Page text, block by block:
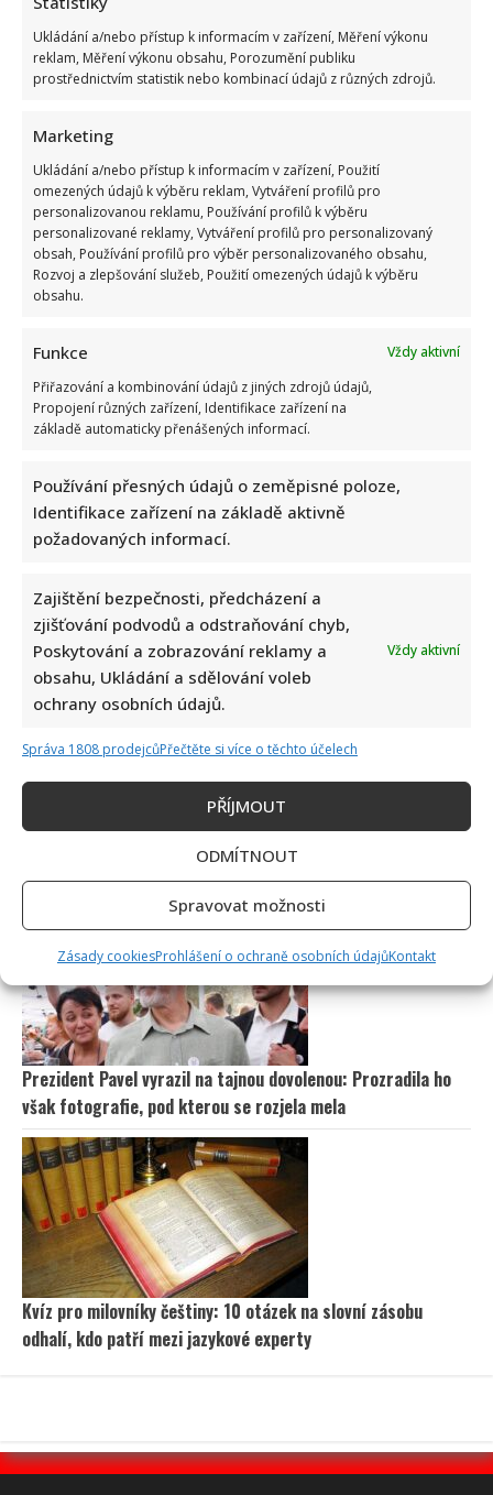
Ukládání a/nebo přístup k informacím v zařízení, Měření výkonu
reklam, Měření výkonu obsahu, Porozumění publiku
prostřednictvím statistik nebo kombinací údajů z různých zdrojů.
Marketing
Ukládání a/nebo přístup k informacím v zařízení, Použití
omezených údajů k výběru reklam, Vytváření profilů pro
personalizovanou reklamu, Používání profilů k výběru
personalizované reklamy, Vytváření profilů pro personalizovaný
obsah, Používání profilů pro výběr personalizovaného obsahu,
Rozvoj a zlepšování služeb, Použití omezených údajů k výběru
obsahu.
Funkce
Vždy aktivní
Přiřazování a kombinování údajů z jiných zdrojů údajů,
Propojení různých zařízení, Identifikace zařízení na
základě automaticky přenášených informací.
Používání přesných údajů o zeměpisné poloze,
Identifikace zařízení na základě aktivně
požadovaných informací.
Zajištění bezpečnosti, předcházení a
zjišťování podvodů a odstraňování chyb,
Poskytování a zobrazování reklamy a
obsahu, Ukládání a sdělování voleb
ochrany osobních údajů.
Vždy aktivní
Správa 1808 prodejcůPřečtěte si více o těchto účelech
PŘÍJMOUT
ODMÍTNOUT
Spravovat možnosti
Zásady cookiesProhlášení o ochraně osobních údajůKontakt
Eva Jeníčková oslavila 62. narozeniny: Místo radosti však
oplakává smrt milovaného tatínka
Petr Novotný slaví 79 let: Oblíbený bavič 2x přežil vlastní
smrt, jeho sestra takové štěstí neměla
Petr Fiala sdílel video s delfíny, kvůli kterému je terčem
posměchu: Mnozí ho považují za bizár
Prezident Pavel vyrazil na tajnou dovolenou: Prozradila ho
však fotografie, pod kterou se rozjela mela
Kvíz pro milovníky češtiny: 10 otázek na slovní zásobu
odhalí, kdo patří mezi jazykové experty